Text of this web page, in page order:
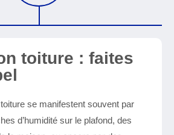
toiture : faites
se manifestent souvent par
d’humidité sur le plafond, des